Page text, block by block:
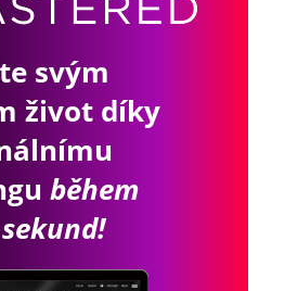
svým
život díky
během